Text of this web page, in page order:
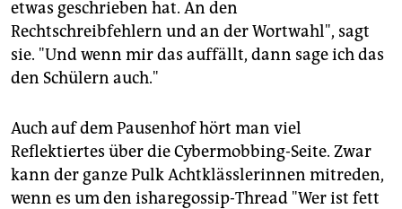
etwas geschrieben hat. An den
Rechtschreibfehlern und an der Wortwahl", sagt
sie. "Und wenn mir das auffällt, dann sage ich das
den Schülern auch."
Auch auf dem Pausenhof hört man viel
Reflektiertes über die Cybermobbing-Seite. Zwar
kann der ganze Pulk Achtklässlerinnen mitreden,
wenn es um den isharegossip-Thread "Wer ist fett